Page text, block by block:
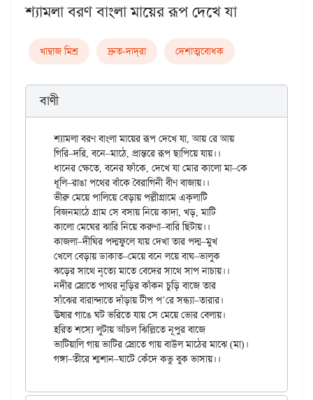
শ্যামলা বরণ বাংলা মায়ের রূপ দেখে যা
খাম্বাজ মিশ্র দ্রুত-দাদ্‌রা দেশাত্মবোধক
বাণী
শ্যামলা বরণ বাংলা মায়ের রূপ দেখে যা, আয় রে আয়
গিরি–দরি, বনে–মাঠে, প্রান্তরে রূপ ছাপিয়ে যায়।।
ধানের ক্ষেতে, বনের ফাঁকে, দেখে যা মোর কালো মা–কে
ধূলি–রাঙা পথের বাঁকে বৈরাগিনী বীণ বাজায়।।
ভীরু মেয়ে পালিয়ে বেড়ায় পল্লীগ্রামে এক্‌লাটি
বিজনমাঠে গ্রাম সে বসায় নিয়ে কাদা, খড়, মাটি
কালো মেঘের ঝারি নিয়ে করুণা–বারি ছিটায়।।
কাজলা–দীঘির পদ্মফুলে যায় দেখা তার পদ্ম–মুখ
খেলে বেড়ায় ডাকাত–মেয়ে বনে লয়ে বাঘ–ভালুক
ঝড়ের সাথে নৃত্যে মাতে বেদের সাথে সাপ নাচায়।।
নদীর স্রোতে পাথর নুড়ির কাঁকন চুড়ি বাজে তার
সাঁঝের বারান্দাতে দাঁড়ায় টীপ প’রে সন্ধ্যা–তারার।
ঊষার গাঙে ঘট ভরিতে যায় সে মেয়ে ভোর বেলায়।
হরিত শস্যে লুটায় আঁচল ঝিল্লিতে নূপুর বাজে
ভাটিয়ালি গায় ভাটির স্রোতে গায় বাউল মাঠের মাঝে (মা)।